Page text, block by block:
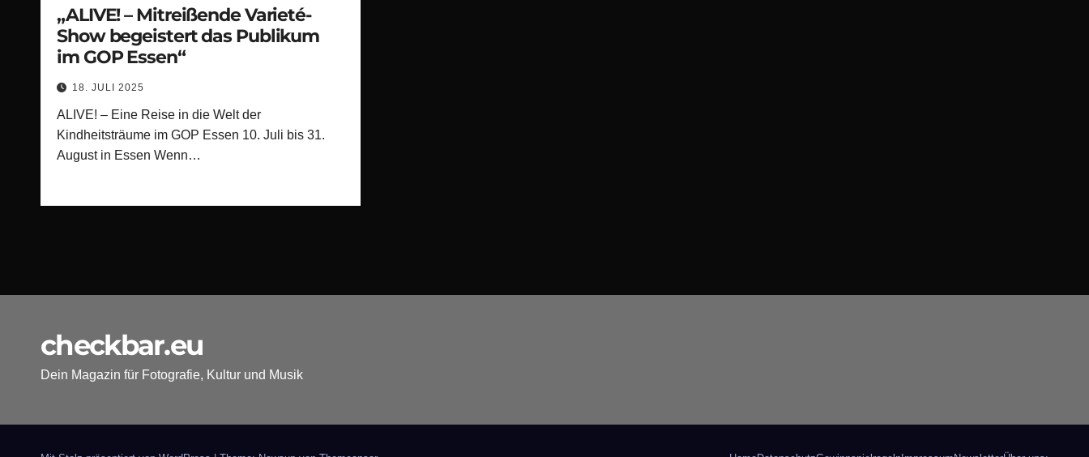
„ALIVE! – Mitreißende Varieté-
Show begeistert das Publikum
im GOP Essen“
18. JULI 2025
ALIVE! – Eine Reise in die Welt der
Kindheitsträume im GOP Essen 10. Juli bis 31.
August in Essen Wenn…
checkbar.eu
Dein Magazin für Fotografie, Kultur und Musik